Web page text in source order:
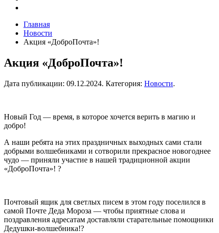
Главная
Новости
Акция «ДоброПочта»!
Акция «ДоброПочта»!
Дата публикации: 09.12.2024. Категория: Новости.
Новый Год — время, в которое хочется верить в магию и
добро!
А наши ребята на этих праздничных выходных сами стали
добрыми волшебниками и сотворили прекрасное новогоднее
чудо — приняли участие в нашей традиционной акции
«ДоброПочта»! ?
Почтовый ящик для светлых писем в этом году поселился в
самой Почте Деда Мороза — чтобы приятные слова и
поздравления адресатам доставляли старательные помощники
Дедушки-волшебника!?